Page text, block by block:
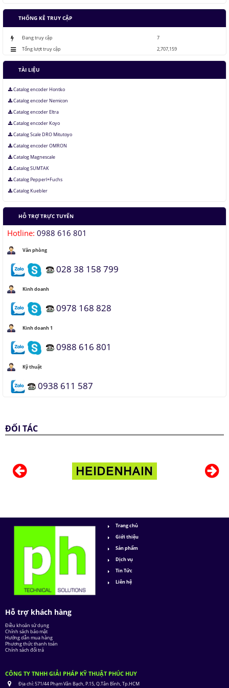
THỐNG KÊ TRUY CẬP
Đang truy cập
7
Tổng lượt truy cập
2,707,159
TÀI LIỆU
Catalog encoder Hontko
Catalog encoder Nemicon
Catalog encoder Eltra
Catalog encoder Koyo
Catalog Scale DRO Mitutoyo
Catalog encoder OMRON
Catalog Magnescale
Catalog SUMTAK
Catalog Pepperl+Fuchs
Catalog Kuebler
HỖ TRỢ TRỰC TUYẾN
Hotline: 0988 616 801
Văn phòng
028 38 158 799
Kinh doanh
0978 168 828
Kinh doanh 1
0988 616 801
Kỹ thuật
0938 611 587
ĐỐI TÁC
Trang chủ
Giới thiệu
Sản phẩm
Dịch vụ
Tin Tức
Liên hệ
Hỗ trợ khách hàng
Điều khoản sử dụng
Chính sách bảo mật
Hướng dẫn mua hàng
Phương thức thanh toán
Chính sách đổi trả
CÔNG TY TNHH GIẢI PHÁP KỸ THUẬT PHÚC HUY
Địa chỉ:571/44 Phạm Văn Bạch, P.15, Q.Tân Bình, Tp.HCM